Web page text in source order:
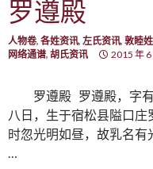
罗遵殿
人物卷, 各姓资讯, 左氏资讯, 敦睦
网络通谱, 胡氏资讯 2015 年 6
罗遵殿 罗遵殿，字
八日，生于宿松县隘口
时忽光明如昼，故乳名有
…